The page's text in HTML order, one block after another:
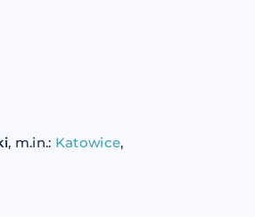
, m.in.: Katowice,